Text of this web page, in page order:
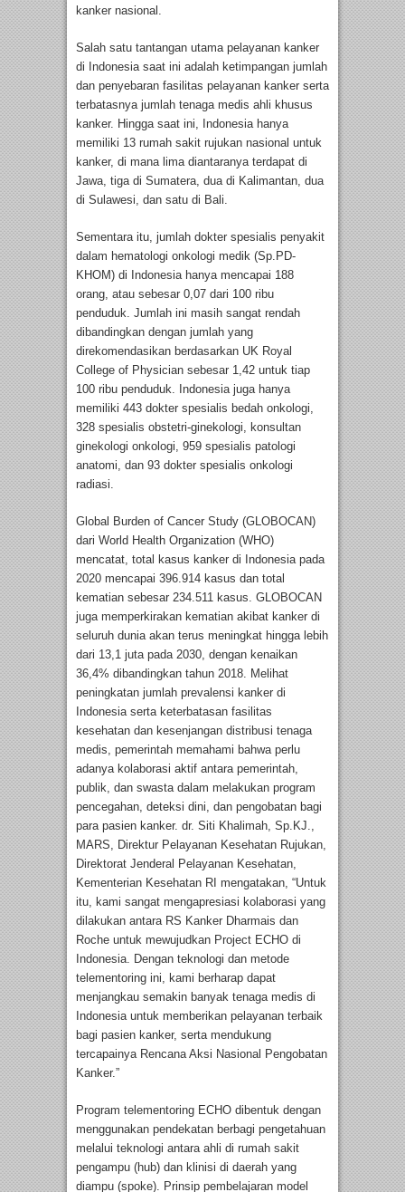
kanker nasional.
Salah satu tantangan utama pelayanan kanker
di Indonesia saat ini adalah ketimpangan jumlah
dan penyebaran fasilitas pelayanan kanker serta
terbatasnya jumlah tenaga medis ahli khusus
kanker. Hingga saat ini, Indonesia hanya
memiliki 13 rumah sakit rujukan nasional untuk
kanker, di mana lima diantaranya terdapat di
Jawa, tiga di Sumatera, dua di Kalimantan, dua
di Sulawesi, dan satu di Bali.
Sementara itu, jumlah dokter spesialis penyakit
dalam hematologi onkologi medik (Sp.PD-
KHOM) di Indonesia hanya mencapai 188
orang, atau sebesar 0,07 dari 100 ribu
penduduk. Jumlah ini masih sangat rendah
dibandingkan dengan jumlah yang
direkomendasikan berdasarkan UK Royal
College of Physician sebesar 1,42 untuk tiap
100 ribu penduduk. Indonesia juga hanya
memiliki 443 dokter spesialis bedah onkologi,
328 spesialis obstetri-ginekologi, konsultan
ginekologi onkologi, 959 spesialis patologi
anatomi, dan 93 dokter spesialis onkologi
radiasi.
Global Burden of Cancer Study (GLOBOCAN)
dari World Health Organization (WHO)
mencatat, total kasus kanker di Indonesia pada
2020 mencapai 396.914 kasus dan total
kematian sebesar 234.511 kasus. GLOBOCAN
juga memperkirakan kematian akibat kanker di
seluruh dunia akan terus meningkat hingga lebih
dari 13,1 juta pada 2030, dengan kenaikan
36,4% dibandingkan tahun 2018. Melihat
peningkatan jumlah prevalensi kanker di
Indonesia serta keterbatasan fasilitas
kesehatan dan kesenjangan distribusi tenaga
medis, pemerintah memahami bahwa perlu
adanya kolaborasi aktif antara pemerintah,
publik, dan swasta dalam melakukan program
pencegahan, deteksi dini, dan pengobatan bagi
para pasien kanker. dr. Siti Khalimah, Sp.KJ.,
MARS, Direktur Pelayanan Kesehatan Rujukan,
Direktorat Jenderal Pelayanan Kesehatan,
Kementerian Kesehatan RI mengatakan, “Untuk
itu, kami sangat mengapresiasi kolaborasi yang
dilakukan antara RS Kanker Dharmais dan
Roche untuk mewujudkan Project ECHO di
Indonesia. Dengan teknologi dan metode
telementoring ini, kami berharap dapat
menjangkau semakin banyak tenaga medis di
Indonesia untuk memberikan pelayanan terbaik
bagi pasien kanker, serta mendukung
tercapainya Rencana Aksi Nasional Pengobatan
Kanker.”
Program telementoring ECHO dibentuk dengan
menggunakan pendekatan berbagi pengetahuan
melalui teknologi antara ahli di rumah sakit
pengampu (hub) dan klinisi di daerah yang
diampu (spoke). Prinsip pembelajaran model